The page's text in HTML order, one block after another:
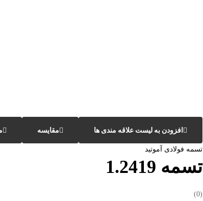
افزودن به لیست علاقه مندی ها مقایسه
تسمه فولادی آموتید
تسمه 1.2419
(0)